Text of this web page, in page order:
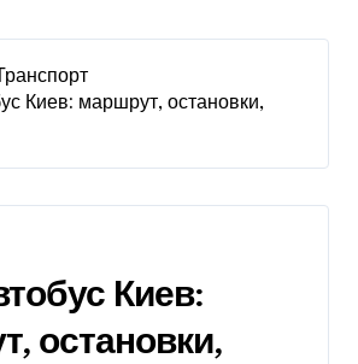
Киев: маршрут, остановки,
Киев:
остановки,